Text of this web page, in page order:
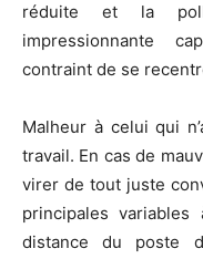
réduite et la
impressionnante
contraint de se
Malheur à celui qui
travail. En cas de
virer de tout juste
principales
distance du poste